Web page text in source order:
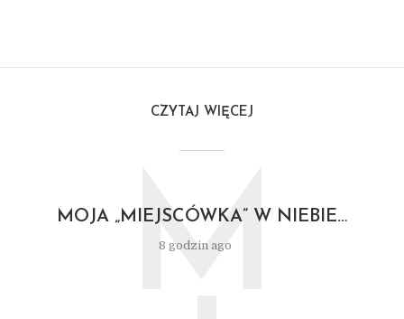
CZYTAJ WIĘCEJ
MOJA „MIEJSCÓWKA” W NIEBIE…
8 godzin ago
M